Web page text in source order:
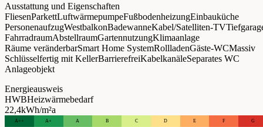
Ausstattung und Eigenschaften
FliesenParkettLuftwärmepumpeFußbodenheizungEinbauküche
PersonenaufzugWestbalkonBadewanneKabel/Satelliten-TV
FahrradraumAbstellraumGartennutzungKlimaanlage
Räume veränderbarSmart Home SystemRollladenGäste-WCMassiv
Schlüsselfertig mit KellerBarrierefreiKabelkanäleSeparates WC
Anlageobjekt
Energieausweis
HWBHeizwärmebedarf
22,4kWh/m²a
A++ A+ A B C D E F G